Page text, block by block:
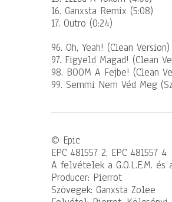
16. Ganxsta Remix (5:08)
17. Outro (0:24)
96. Oh, Yeah! (Clean Version)
97. Figyeld Magad! (Clean
98. BOOM A Fejbe! (Clean
99. Semmi Nem Véd Meg
© Epic
EPC 481557 2, EPC 481557 4
A felvételek a G.O.L.E.M. és
Producer: Pierrot
Szövegek: Ganxsta Zolee